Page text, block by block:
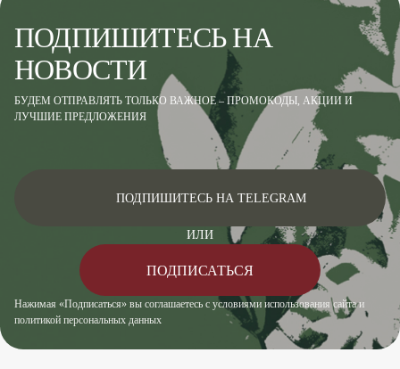
ПОДПИШИТЕСЬ НА
НОВОСТИ
БУДЕМ ОТПРАВЛЯТЬ ТОЛЬКО ВАЖНОЕ – ПРОМОКОДЫ, АКЦИИ И
ЛУЧШИЕ ПРЕДЛОЖЕНИЯ
Нажимая «Подписаться» вы соглашаетесь с условиями использования сайта и
политикой персональных данных
ПОДПИШИТЕСЬ НА TELEGRAM
ИЛИ
ПОДПИСАТЬСЯ